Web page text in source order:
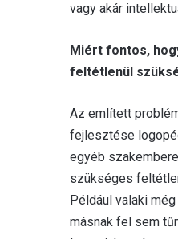
vagy akár
Miért fontos,
feltétlenül
Az említett
fejlesztése
egyéb
szükséges
Például valaki
másnak fel sem